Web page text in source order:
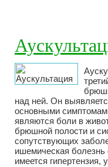
над ней. Он
основными
являются боли в
брюшной полости и
сопутствующих
ишемическая
имеется гипертензия,